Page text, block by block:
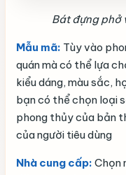
Bát đựng phở
Mẫu mã: Tùy vào
quán mà có thể lựa
kiểu dáng, màu sắc,
bạn có thể chọn loại
phong thủy của bản
của người tiêu dùng
Nhà cung cấp: Chọn